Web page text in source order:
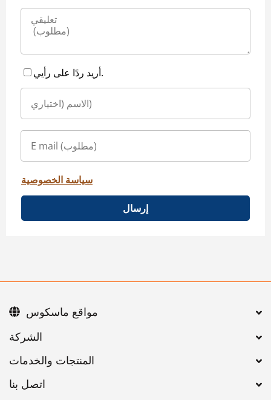
أريد ردًا على رأيي.
سياسة الخصوصية
إرسال
اتصل بنا
مواقع ماسكوس